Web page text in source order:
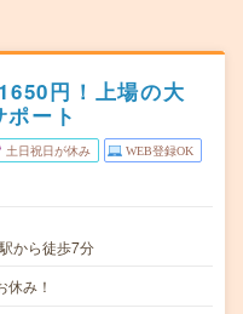
円！上場の大
ート
土日祝日が休み WEB登録OK
から徒歩7分
み！